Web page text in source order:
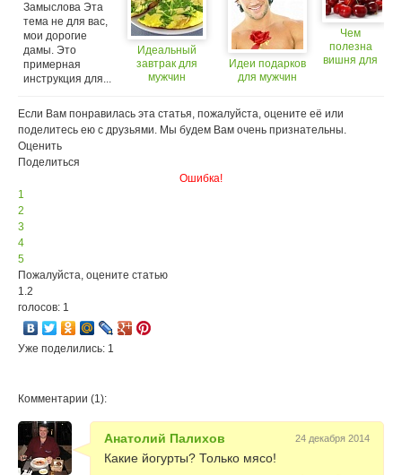
Замыслова Эта
тема не для вас,
мои дорогие
дамы. Это
примерная
инструкция для...
Идеальный
завтрак для
мужчин
Идеи подарков
для мужчин
Чем
полезна
вишня для
Если Вам понравилась эта статья, пожалуйста, оцените её или
поделитесь ею с друзьями. Мы будем Вам очень признательны.
Оценить
Поделиться
Ошибка!
1
2
3
4
5
Пожалуйста, оцените статью
1.2
голосов: 1
Уже поделились: 1
Комментарии (1):
Анатолий Палихов 24 декабря 2014
Какие йогурты? Только мясо!